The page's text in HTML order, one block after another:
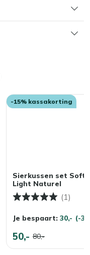
-15% kassakorting
Sierkussen set Soft
Light Naturel
(1)
Je bespaart: 30,- (-
50,- 80,-